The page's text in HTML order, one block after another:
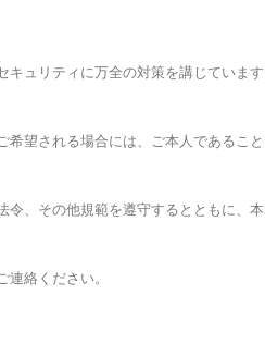
ュリティに万全の対策を講じています
望される場合には、ご本人であるこ
、その他規範を遵守するとともに、
絡ください。